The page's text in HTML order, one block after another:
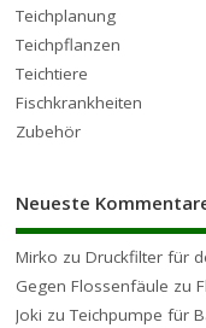
Teichplanung
Teichpflanzen
Teichtiere
Fischkrankheiten
Zubehör
Neueste
Mirko zuDruckfilter für
Gegen Flossenfäule zu
Joki zuTeichpumpe für